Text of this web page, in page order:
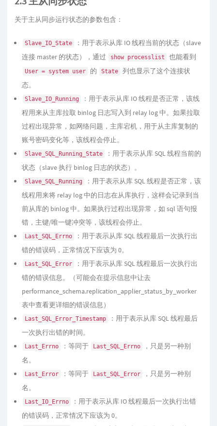
关于主从同步运行状态的参数包含：
Slave_IO_State
：用于表示从库 IO 线程当前的状态（slave
连接 master 的状态），通过
show processlist 也能看到
User = system user 的 State
列也显示了这个连接状
态。
Slave_IO_Running
：用于表示从库 IO 线程是否正常，该线
程用来从主库拉取 binlog 日志写入到 relay log 中。如果拉取
过程出现异常，如网络问题，主库宕机，用于从主库复制的
账号密码变化等，该线程会停止。
Slave_SQL_Running_State
：用于表示从库 SQL 线程当前的
状态（slave 执行 binlog 日志的状态）。
Slave_SQL_Running
：用于表示从库 SQL 线程是否正常，该
线程用来将 relay log 中的日志在从库执行，这样会记录到当
前从库的 binlog 中。如果执行过程出现异常，如 sql 语句报
错，主键/唯一键冲突等，该线程会停止。
Last_SQL_Errno
：用于表示从库 SQL 线程最后一次执行出
错的错误码，正常情况下应该为 0。
Last_SQL_Error
：用于表示从库 SQL 线程最后一次执行出
错的错误信息。（可能会在提示信息中让去
performance_schema.replication_applier_status_by_worker
表中查看更详细的错误信息）
Last_SQL_Error_Timestamp
：用于表示从库 SQL 线程最后
一次执行出错的时间。
Last_Errno ：等同于 Last_SQL_Errno
，只是另一种别
名。
Last_Error ：等同于 Last_SQL_Error
，只是另一种别
名。
Last_IO_Errno
：用于表示从库 IO 线程最后一次执行出错
的错误码，正常情况下应该为 0。